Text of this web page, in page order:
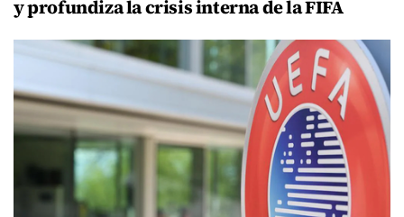
y profundiza la crisis interna de la FIFA